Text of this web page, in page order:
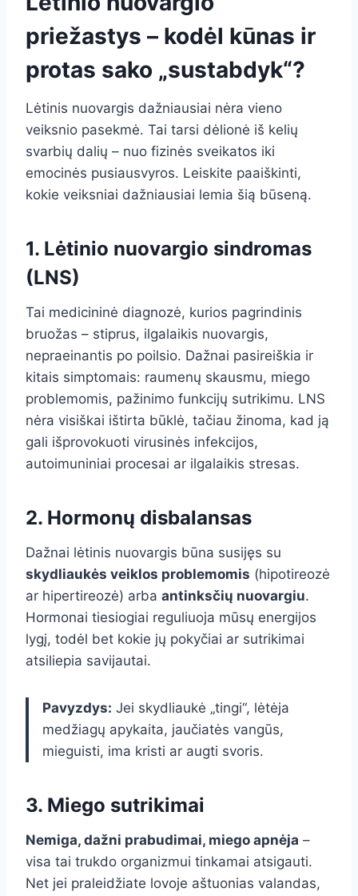
priežastys – kodėl kūnas ir
protas sako „sustabdyk“?
Lėtinis nuovargis dažniausiai nėra vieno
veiksnio pasekmė. Tai tarsi dėlionė iš kelių
svarbių dalių – nuo fizinės sveikatos iki
emocinės pusiausvyros. Leiskite paaiškinti,
kokie veiksniai dažniausiai lemia šią būseną.
1. Lėtinio nuovargio sindromas
(LNS)
Tai medicininė diagnozė, kurios pagrindinis
bruožas – stiprus, ilgalaikis nuovargis,
nepraeinantis po poilsio. Dažnai pasireiškia ir
kitais simptomais: raumenų skausmu, miego
problemomis, pažinimo funkcijų sutrikimu. LNS
nėra visiškai ištirta būklė, tačiau žinoma, kad ją
gali išprovokuoti virusinės infekcijos,
autoimuniniai procesai ar ilgalaikis stresas.
2. Hormonų disbalansas
Dažnai lėtinis nuovargis būna susijęs su
skydliaukės veiklos problemomis (hipotireozė
ar hipertireozė) arba antinksčių nuovargiu.
Hormonai tiesiogiai reguliuoja mūsų energijos
lygį, todėl bet kokie jų pokyčiai ar sutrikimai
atsiliepia savijautai.
Pavyzdys: Jei skydliaukė „tingi“, lėtėja
medžiagų apykaita, jaučiatės vangūs,
mieguisti, ima kristi ar augti svoris.
3. Miego sutrikimai
Nemiga, dažni prabudimai, miego apnėja –
visa tai trukdo organizmui tinkamai atsigauti.
Net jei praleidžiate lovoje aštuonias valandas,